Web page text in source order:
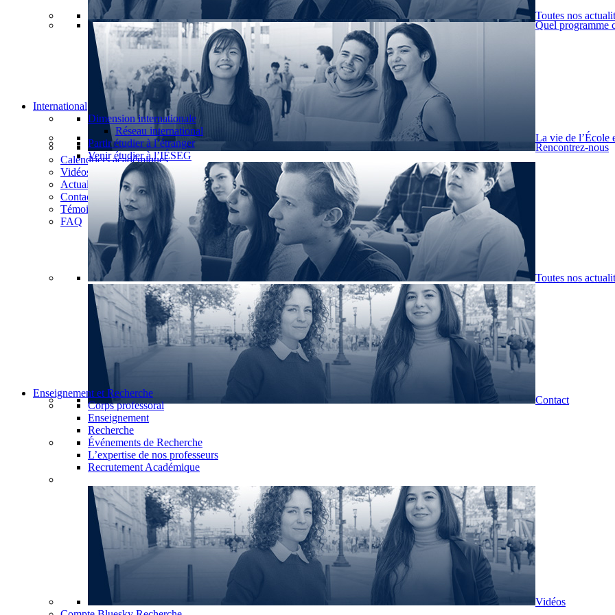
Quel programme
Rencontrez-nous
Calendriers académiques
Vidéos
Actualités
Contact
Témoignages
FAQ
Toutes nos
La vie de l’École
International
Dimension internationale
Réseau international
Partir étudier à l’étranger
Venir étudier à l’IÉSEG
Toutes nos
Contact
Enseignement et Recherche
Corps professoral
Enseignement
Recherche
Événements de Recherche
L’expertise de nos professeurs
Recrutement Académique
Vidéos